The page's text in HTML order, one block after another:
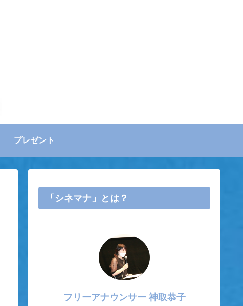
プレゼント
「シネマナ」とは？
フリーアナウンサー 神取恭子